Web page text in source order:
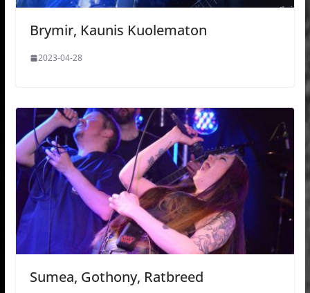
Brymir, Kaunis Kuolematon
2023-04-28
Sumea, Gothony, Ratbreed